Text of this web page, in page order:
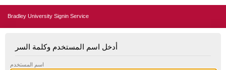
Bradley University Signin Service
أدخل اسم المستخدم وكلمة السر
اسم المستخدم